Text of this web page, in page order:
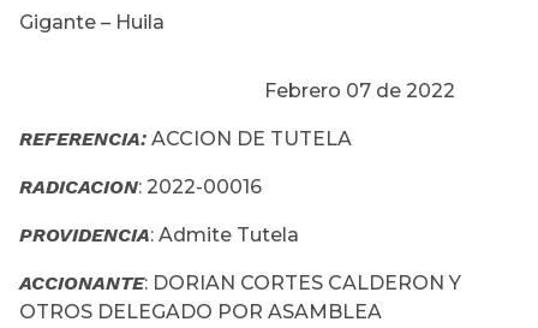
Gigante – Huila
Febrero 07 de 2022
REFERENCIA: ACCION DE TUTELA
RADICACION: 2022-00016
PROVIDENCIA: Admite Tutela
ACCIONANTE: DORIAN CORTES CALDERON Y
OTROS DELEGADO POR ASAMBLEA